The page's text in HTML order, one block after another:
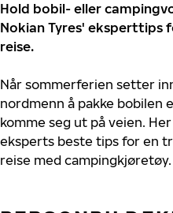
Hold bobil- eller
Nokian Tyres' eksperttips
reise.
Når sommerferien setter
nordmenn å pakke bobilen
komme seg ut på veien.
eksperts beste tips for en
reise med campingkjøretøy.